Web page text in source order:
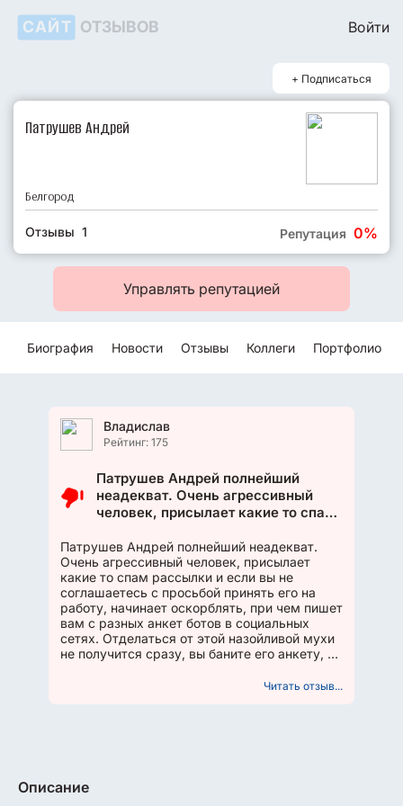
САЙТ ОТЗЫВОВ Войти
+ Подписаться
Патрушев Андрей
Белгород
Репутация 0%
Отзывы 1
Управлять репутацией
Биография Новости Отзывы Коллеги Портфолио
Владислав
Рейтинг: 175
Патрушев Андрей полнейший
неадекват. Очень агрессивный
человек, присылает какие то спам
соглашаетесь с просьбой принять
его на работу, начинает
оскорблять, при чем пишет вам с
разных анкет ботов в социальных
сетях. Отделаться от этой
назойливой мухи не получится
сразу, вы баните его анкету, а он
пишет вам снова...
Патрушев Андрей полнейший неадекват.
Очень агрессивный человек, присылает
какие то спам рассылки и если вы не
соглашаетесь с просьбой принять его на
работу, начинает оскорблять, при чем пишет
вам с разных анкет ботов в социальных
сетях. Отделаться от этой назойливой мухи
не получится сразу, вы баните его анкету, а
Читать отзыв...
Описание